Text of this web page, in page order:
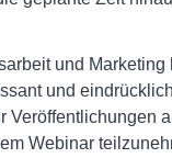
und Marketing
und
Webinar